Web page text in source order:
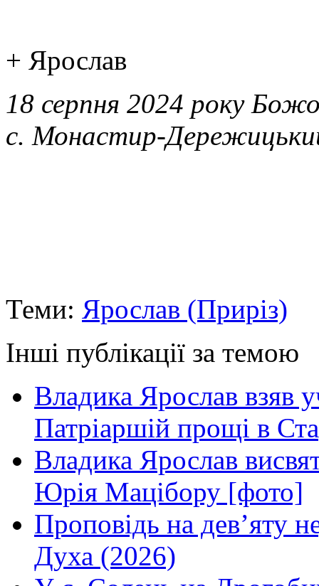
+ Ярослав
18 серпня 2024 року
с. Монастир-
Теми: Ярослав (Приріз)
Інші публікації за темою
Владика Ярослав взяв
Патріаршій прощі в
Владика Ярослав
Юрія Мацібору [фото]
Проповідь на дев’яту
Духа (2026)